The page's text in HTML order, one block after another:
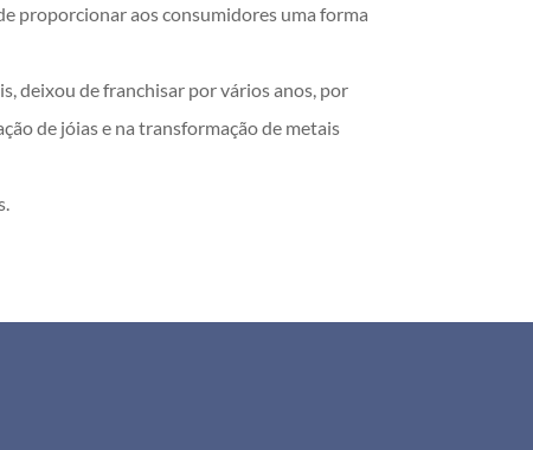
proporcionar aos consumidores uma forma
deixou de franchisar por vários anos, por
de jóias e na transformação de metais